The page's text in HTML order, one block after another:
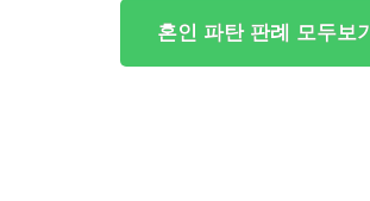
혼인 파탄 판례 모두보기